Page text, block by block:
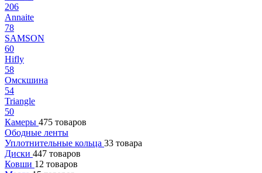
206
Annaite
78
SAMSON
60
Hifly
58
Омскшина
54
Triangle
50
Камеры 475 товаров
Ободные ленты
Уплотнительные кольца 33 товара
Диски 447 товаров
Ковши 12 товаров